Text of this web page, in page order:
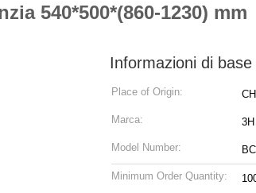
540*500*(860-1230) mm
Informazioni di base
Place of Origin:
Marca:
Model Number:
Minimum Order Quantity: